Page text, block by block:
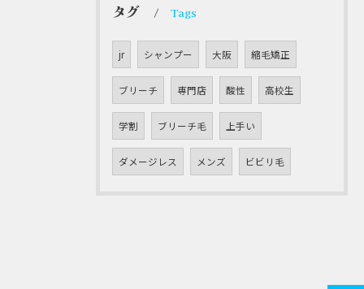
タグ Tags
jr シャンプー 大阪 縮毛矯正
ブリーチ 専門店 酸性 高校生
学割 ブリーチ毛 上手い
ダメージレス メンズ ビビリ毛